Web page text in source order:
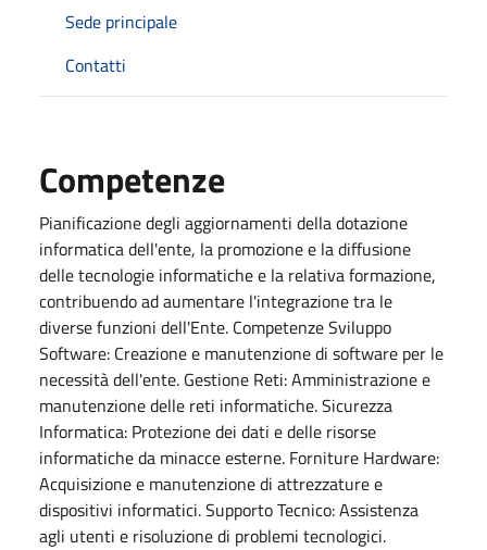
Sede principale
Contatti
Competenze
Pianificazione degli aggiornamenti della dotazione
informatica dell'ente, la promozione e la diffusione
delle tecnologie informatiche e la relativa formazione,
contribuendo ad aumentare l'integrazione tra le
diverse funzioni dell'Ente. Competenze Sviluppo
Software: Creazione e manutenzione di software per le
necessità dell'ente. Gestione Reti: Amministrazione e
manutenzione delle reti informatiche. Sicurezza
Informatica: Protezione dei dati e delle risorse
informatiche da minacce esterne. Forniture Hardware:
Acquisizione e manutenzione di attrezzature e
dispositivi informatici. Supporto Tecnico: Assistenza
agli utenti e risoluzione di problemi tecnologici.